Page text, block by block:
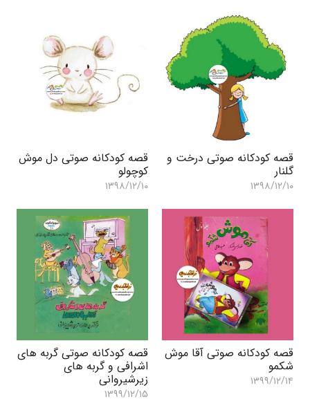
قصه کودکانه صوتی درخت و
گلنار
۱۳۹۸/۱۲/۱۰
قصه کودکانه صوتی دل موش
کوچولو
۱۳۹۸/۱۲/۱۰
قصه کودکانه صوتی آقا موش
شکمو
۱۳۹۹/۱۲/۱۴
قصه کودکانه صوتی گربه های
اشرافی و گربه های
زیرشیروانی
۱۳۹۹/۱۲/۱۵